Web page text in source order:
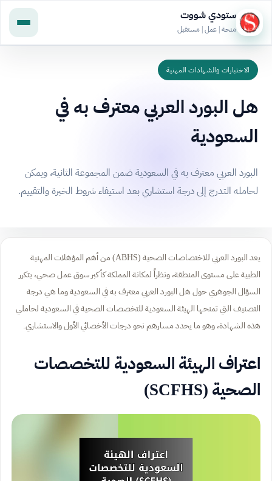
ستودي شووت
منحة | عمل | مستقبل
الاختبارات والشهادات المهنية
هل البورد العربي معترف به في
السعودية
البورد العربي معترف به في السعودية ضمن المجموعة الثانية، ويمكن
لحامله التدرج إلى درجة استشاري بعد استيفاء شروط الخبرة والتقييم.
يعد البورد العربي للاختصاصات الصحية (ABHS) من أهم المؤهلات المهنية
الطبية على مستوى المنطقة، ونظراً لمكانة المملكة كأكبر سوق عمل صحي، يتكرر
السؤال الجوهري حول هل البورد العربي معترف به في السعودية وما هي درجة
التصنيف التي تمنحها الهيئة السعودية للتخصصات الصحية في السعودية لحاملي
هذه الشهادة، وهو ما يحدد مسارهم نحو درجات الأخصائي الأول والاستشاري.
اعتراف الهيئة السعودية للتخصصات
الصحية (SCFHS)